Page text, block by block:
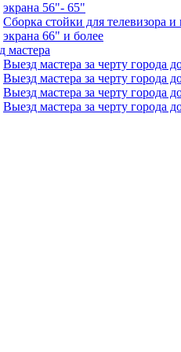
экрана 56"- 65"
Сборка стойки для телевизора
экрана 66" и более
мастера
Выезд мастера за черту города
Выезд мастера за черту города
Выезд мастера за черту города
Выезд мастера за черту города